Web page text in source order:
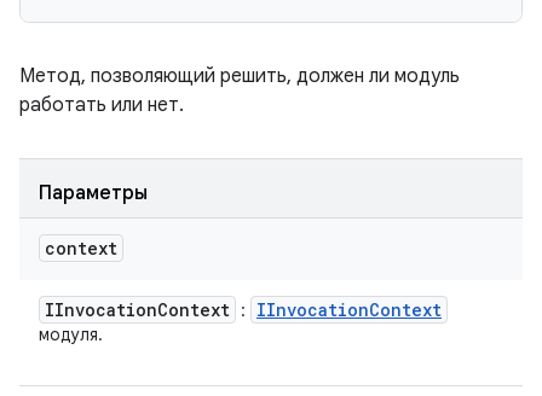
Метод, позволяющий решить, должен ли модуль
работать или нет.
Параметры
context
IInvocationContext : IInvocationContext
модуля.